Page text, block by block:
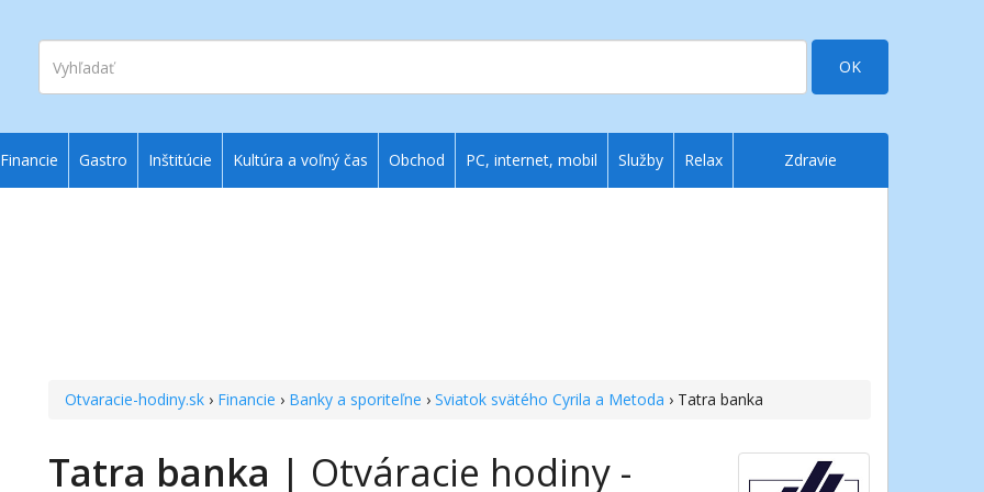
Vyhľadať
OK
Otvaracie-hodiny.sk › Financie › Banky a sporiteľne ›Sviatok svätého Cyrila a Metoda › Tatra banka
Tatra banka | Otváracie hodiny -
Financie Gastro Inštitúcie Kultúra a voľný čas Obchod PC, internet, mobil Služby Relax Zdravie